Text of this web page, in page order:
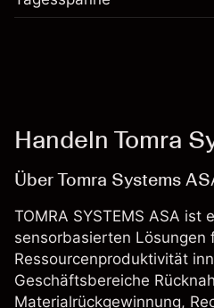
Handeln Tomra
Über Tomra Systems
TOMRA SYSTEMS ASA ist
sensorbasierten Lösungen
Ressourcenproduktivität
Geschäftsbereiche
Materialrückgewinnung,